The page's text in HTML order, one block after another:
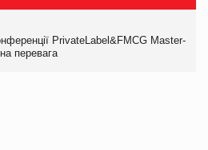
PrivateLabel&FMCG Master-
перевага